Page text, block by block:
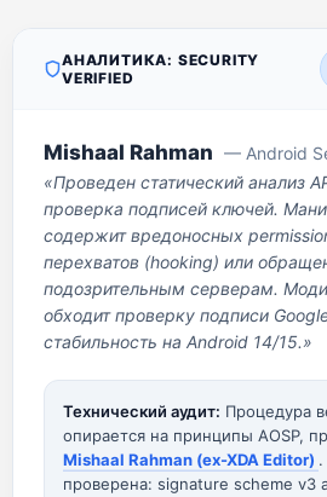
АНАЛИТИКА: SECURITY
VERIFIED
Mishaal Rahman — Android
«Проведен статический анализ
проверка подписей ключей.
содержит вредоносных
перехватов (hooking) или
подозрительным серверам.
обходит проверку подписи
стабильность на Android 14/15.»
Технический аудит: Процедура
опирается на принципы AOSP,
Mishaal Rahman (ex-XDA Editor)
проверена: signature scheme v3